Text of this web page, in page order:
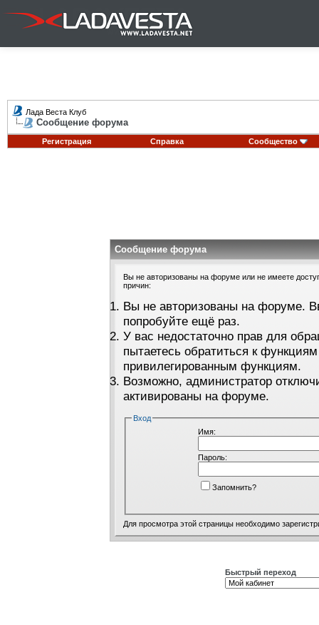
Лада Веста Клуб
Сообщение форума
Регистрация Справка Сообщество
Сообщение форума
Вы не авторизованы на форуме или не имеете
причин:
Вы не авторизованы на форуме.
попробуйте ещё раз.
У вас недостаточно прав для
пытаетесь обратиться к
привилегированным функциям.
Возможно, администратор
активированы на форуме.
Вход
Имя:
Пароль:
Запомнить?
Для просмотра этой страницы необходимо
Быстрый переход